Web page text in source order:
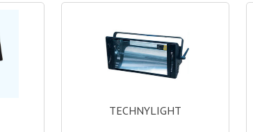
TECHNYLIGHT